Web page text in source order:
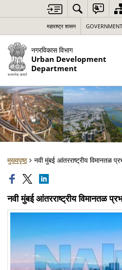
महाराष्ट्र शासन
नगरविकास विभाग
Urban Development
Department
मुख्यपृष्ठ नवी मुंबई आंतरराष्ट्रीय विमानतळ
नवी मुंबई आंतरराष्ट्रीय विमानतळ